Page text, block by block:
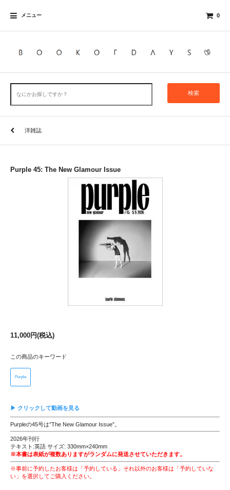
メニュー 0
検索
洋雑誌
Purple 45: The New Glamour Issue
11,000円(税込)
この商品のキーワード
Purple
▶ クリックして動画を見る
Purpleの45号は”The New Glamour Issue”。
2026年刊行
テキスト:英語 サイズ: 330mm×240mm
※本書は表紙が複数ありますがランダムに発送させていただきます。
※事前に予約したお客様は「予約している」それ以外のお客様は「予約していな
い」を選択してご購入ください。